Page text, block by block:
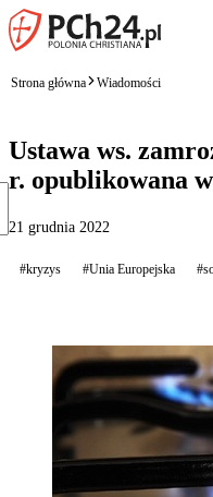
Strona główna Wiadomości
Ustawa ws.
r. opublikowana
21 grudnia 2022
#kryzys #Unia Europejska